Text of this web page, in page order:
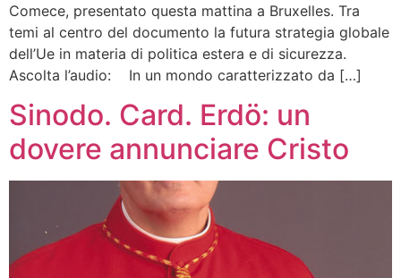
Comece, presentato questa mattina a Bruxelles. Tra
temi al centro del documento la futura strategia globale
dell’Ue in materia di politica estera e di sicurezza.
Ascolta l’audio: In un mondo caratterizzato da […]
Sinodo. Card. Erdö: un
dovere annunciare Cristo